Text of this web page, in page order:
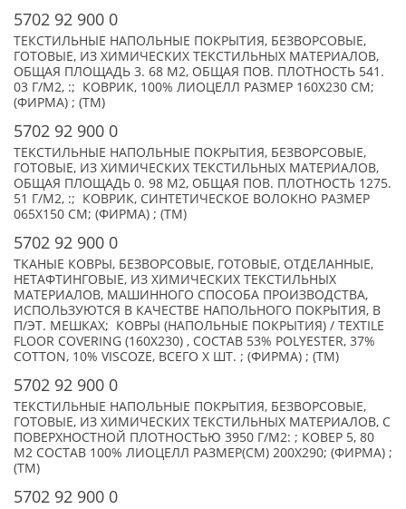
5702 92 900 0
ТЕКСТИЛЬНЫЕ НАПОЛЬНЫЕ ПОКРЫТИЯ, БЕЗВОРСОВЫЕ,
ГОТОВЫЕ, ИЗ ХИМИЧЕСКИХ ТЕКСТИЛЬНЫХ МАТЕРИАЛОВ,
ОБЩАЯ ПЛОЩАДЬ 3. 68 М2, ОБЩАЯ ПОВ. ПЛОТНОСТЬ 541.
03 Г/М2, :; КОВРИК, 100% ЛИОЦЕЛЛ РАЗМЕР 160X230 СМ;
(ФИРМА) ; (TM)
5702 92 900 0
ТЕКСТИЛЬНЫЕ НАПОЛЬНЫЕ ПОКРЫТИЯ, БЕЗВОРСОВЫЕ,
ГОТОВЫЕ, ИЗ ХИМИЧЕСКИХ ТЕКСТИЛЬНЫХ МАТЕРИАЛОВ,
ОБЩАЯ ПЛОЩАДЬ 0. 98 М2, ОБЩАЯ ПОВ. ПЛОТНОСТЬ 1275.
51 Г/М2, :; КОВРИК, СИНТЕТИЧЕСКОЕ ВОЛОКНО РАЗМЕР
065X150 СМ; (ФИРМА) ; (TM)
5702 92 900 0
ТКАНЫЕ КОВРЫ, БЕЗВОРСОВЫЕ, ГОТОВЫЕ, ОТДЕЛАННЫЕ,
НЕТАФТИНГОВЫЕ, ИЗ ХИМИЧЕСКИХ ТЕКСТИЛЬНЫХ
МАТЕРИАЛОВ, МАШИННОГО СПОСОБА ПРОИЗВОДСТВА,
ИСПОЛЬЗУЮТСЯ В КАЧЕСТВЕ НАПОЛЬНОГО ПОКРЫТИЯ, В
П/ЭТ. МЕШКАХ; КОВРЫ (НАПОЛЬНЫЕ ПОКРЫТИЯ) / TEXTILE
FLOOR COVERING (160Х230) , СОСТАВ 53% POLYESTER, 37%
COTTON, 10% VISCOZE, ВСЕГО X ШТ. ; (ФИРМА) ; (TM)
5702 92 900 0
ТЕКСТИЛЬНЫЕ НАПОЛЬНЫЕ ПОКРЫТИЯ, БЕЗВОРСОВЫЕ,
ГОТОВЫЕ, ИЗ ХИМИЧЕСКИХ ТЕКСТИЛЬНЫХ МАТЕРИАЛОВ, С
ПОВЕРХНОСТНОЙ ПЛОТНОСТЬЮ 3950 Г/М2: ; КОВЕР 5, 80
М2 СОСТАВ 100% ЛИОЦЕЛЛ РАЗМЕР(СМ) 200X290; (ФИРМА) ;
(TM)
5702 92 900 0